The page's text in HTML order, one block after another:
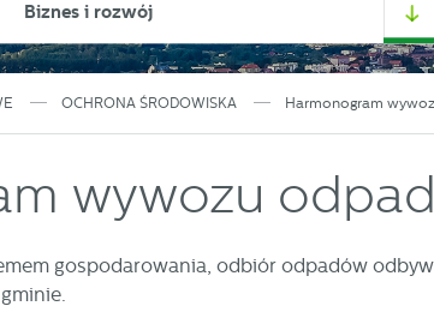
Biznes i rozwój
OCHRONA ŚRODOWISKA Harmonogram
wywozu
gospodarowania, odbiór odpadów